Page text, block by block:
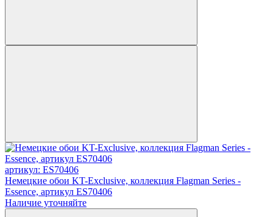
артикул: ES70406
Немецкие обои KT-Exclusive, коллекция Flagman Series -
Essence, артикул ES70406
Наличие уточняйте